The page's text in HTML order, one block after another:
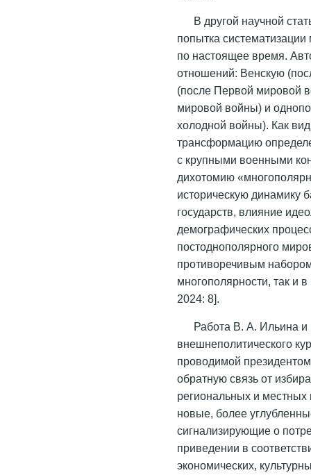
В другой научной
попытка
по настоящее время.
отношений: Венскую
(после Первой мировой
мировой войны) и
холодной войны). Как
трансформацию
с крупными военными
дихотомию
историческую динамику
государств, влияние
демографических
постоднополярного
противоречивым
многополярности, так и
2024: 8].
Работа В. А. Ильина
внешнеполитического
проводимой
обратную связь от
региональных и
новые, более
сигнализирующие о
приведении в
экономических,